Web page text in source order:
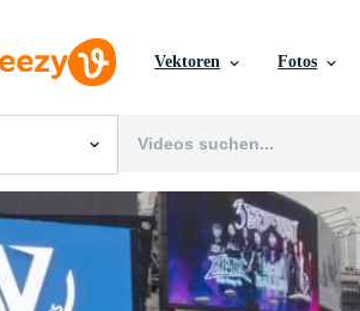
Vektoren Fotos